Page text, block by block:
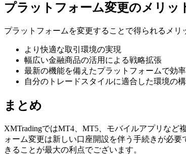
プラットフォーム変更のメリッ
プラットフォームを変更することで得られるメリ
より快適な取引環境の実現
幅広い金融商品の活用による戦略拡張
最新の機能を備えたプラットフォームで効
自分のトレードスタイルに適合した環境の
まとめ
XMTradingではMT4、MT5、モバイルアプリな
ォーム変更は新しい口座開設を伴う手続きが必
きることが最大の利点でございます。